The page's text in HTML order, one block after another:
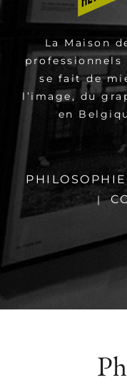
La Maison
se fait de
l’image, du
en
PHILOSOPHIE
|